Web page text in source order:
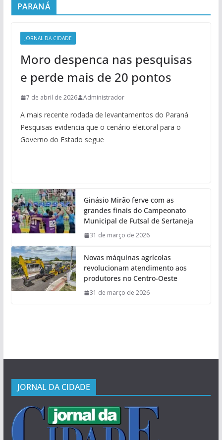
PARANÁ
JORNAL DA CIDADE
Moro despenca nas pesquisas
e perde mais de 20 pontos
7 de abril de 2026 Administrador
A mais recente rodada de levantamentos do Paraná
Pesquisas evidencia que o cenário eleitoral para o
Governo do Estado segue
Ginásio Mirão ferve com as
grandes finais do Campeonato
Municipal de Futsal de Sertaneja
31 de março de 2026
Novas máquinas agrícolas
revolucionam atendimento aos
produtores no Centro-Oeste
31 de março de 2026
JORNAL DA CIDADE